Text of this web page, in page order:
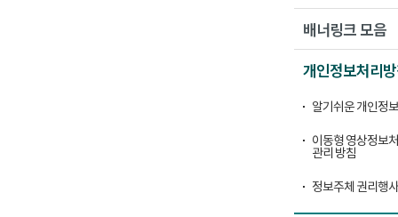
배너링크 모음
개인정보처리
알기쉬운 개인정
이동형 영상정보
관리 방침
정보주체 권리행